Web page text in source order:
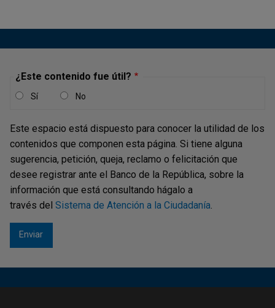
¿Este contenido fue útil?
Sí No
Este espacio está dispuesto para conocer la utilidad de los
contenidos que componen esta página. Si tiene alguna
sugerencia, petición, queja, reclamo o felicitación que
desee registrar ante el Banco de la República, sobre la
información que está consultando hágalo a
través del Sistema de Atención a la Ciudadanía.